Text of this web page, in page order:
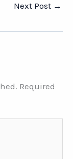
Next Post →
Required